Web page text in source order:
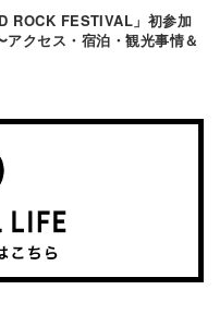
ROCK FESTIVAL」初参加
アクセス・宿泊・観光事情＆